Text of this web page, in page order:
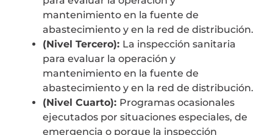
mantenimiento en la fuente de
abastecimiento y en la red de distribución.
(Nivel Tercero): La inspección sanitaria
para evaluar la operación y
mantenimiento en la fuente de
abastecimiento y en la red de distribución.
(Nivel Cuarto): Programas ocasionales
ejecutados por situaciones especiales, de
emergencia o porque la inspección